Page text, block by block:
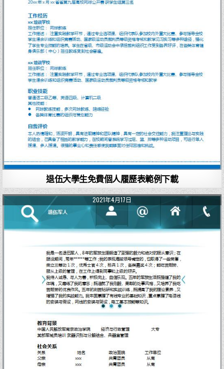
退伍大學生免費個人履歷表範例下載
2021年4月17日